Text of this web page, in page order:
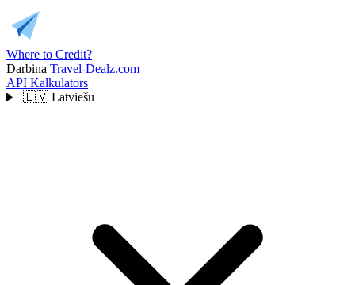
Where to Credit?
Darbina Travel-Dealz.com
API Kalkulators
🇱🇻 Latviešu